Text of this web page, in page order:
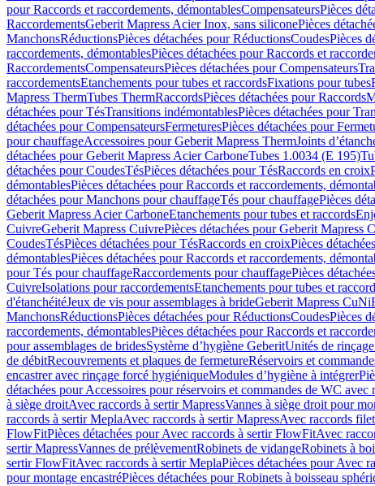
pour Raccords et raccordements, démontablesCompensateursPièces
RaccordementsGeberit Mapress Acier Inox, sans siliconePièces
ManchonsRéductionsPièces détachées pour RéductionsCoudesPièces
raccordements, démontablesPièces détachées pour Raccords et
RaccordementsCompensateursPièces détachées pour Compensateurs
raccordementsEtanchements pour tubes et raccordsFixations pour tubes
Mapress ThermTubes ThermRaccordsPièces détachées pour Raccords
détachées pour TésTransitions indémontablesPièces détachées pour
détachées pour CompensateursFermeturesPièces détachées pour
pour chauffageAccessoires pour Geberit Mapress ThermJoints
détachées pour Geberit Mapress Acier CarboneTubes 1.0034 (E 195)
détachées pour CoudesTésPièces détachées pour TésRaccords en croix
démontablesPièces détachées pour Raccords et raccordements,
détachées pour Manchons pour chauffageTés pour chauffagePièces
Geberit Mapress Acier CarboneEtanchements pour tubes et raccords
CuivreGeberit Mapress CuivrePièces détachées pour Geberit Mapress
CoudesTésPièces détachées pour TésRaccords en croixPièces
démontablesPièces détachées pour Raccords et raccordements,
pour Tés pour chauffageRaccordements pour chauffagePièces
CuivreIsolations pour raccordementsEtanchements pour tubes et
d'étanchéitéJeux de vis pour assemblages à brideGeberit Mapress
ManchonsRéductionsPièces détachées pour RéductionsCoudesPièces
raccordements, démontablesPièces détachées pour Raccords et
pour assemblages de bridesSystème d’hygiène GeberitUnités de
de débitRecouvrements et plaques de fermetureRéservoirs et
encastrer avec rinçage forcé hygiéniqueModules d’hygiène à intégrer
détachées pour Accessoires pour réservoirs et commandes de WC
à siège droitAvec raccords à sertir MapressVannes à siège droit pour
raccords à sertir MeplaAvec raccords à sertir MapressAvec raccords
FlowFitPièces détachées pour Avec raccords à sertir FlowFitAvec
sertir MapressVannes de prélèvementRobinets de vidangeRobinets à
sertir FlowFitAvec raccords à sertir MeplaPièces détachées pour Avec
pour montage encastréPièces détachées pour Robinets à boisseau